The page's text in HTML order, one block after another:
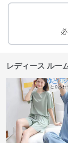
レディース ルー